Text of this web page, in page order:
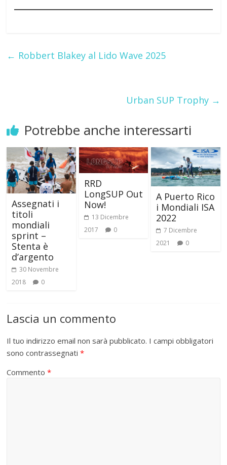
← Robbert Blakey al Lido Wave 2025
Urban SUP Trophy →
Potrebbe anche interessarti
Assegnati i
titoli
mondiali
sprint –
Stenta è
d’argento
30 Novembre
2018
0
RRD
LongSUP Out
Now!
13 Dicembre
2017
0
A Puerto Rico
i Mondiali ISA
2022
7 Dicembre
2021
0
Lascia un commento
Il tuo indirizzo email non sarà pubblicato. I campi obbligatori
sono contrassegnati*
Commento*